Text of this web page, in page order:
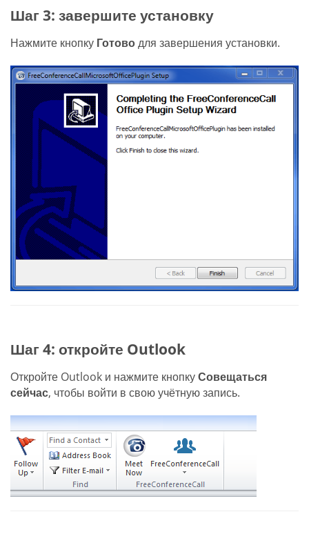
Шаг 3: завершите установку
Нажмите кнопку Готоводля завершения установки.
Шаг 4: откройте Outlook
Откройте Outlook и нажмите кнопкуСовещаться
сейчас, чтобы войти в свою учётную запись.